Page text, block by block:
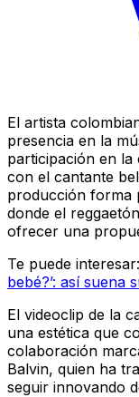
El artista
presencia en la
participación en la
con el cantante
producción forma
donde el
ofrecer una
Te puede interesar:
bebé?’: así suena
El videoclip de la
una estética que
colaboración
Balvin, quien ha
seguir innovando